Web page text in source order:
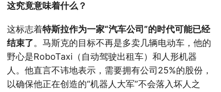
这究竟意味着什么？
这标志着特斯拉作为一家“汽车公司”的时代可能已经
结束了。马斯克的目标不再是多卖几辆电动车，他的
野心是RoboTaxi（自动驾驶出租车）和人形机器
人。他直言不讳地表示，需要拥有公司25%的股份，
以确保他正在创造的“机器人大军”不会落入坏人之